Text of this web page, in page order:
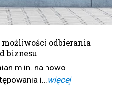
odbierania
biznesu
m.in. na nowo
i... więcej